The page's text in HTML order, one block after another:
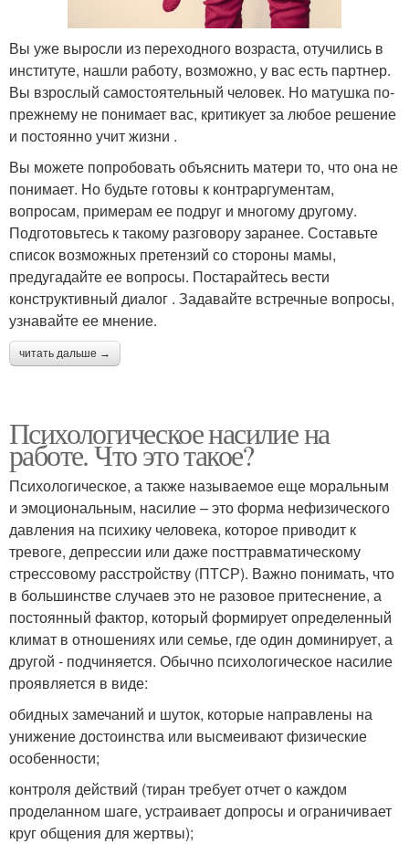
Вы уже выросли из переходного возраста, отучились в
институте, нашли работу, возможно, у вас есть партнер.
Вы взрослый самостоятельный человек. Но матушка по-
прежнему не понимает вас, критикует за любое решение
и постоянно учит жизни .
Вы можете попробовать объяснить матери то, что она не
понимает. Но будьте готовы к контраргументам,
вопросам, примерам ее подруг и многому другому.
Подготовьтесь к такому разговору заранее. Составьте
список возможных претензий со стороны мамы,
предугадайте ее вопросы. Постарайтесь вести
конструктивный диалог . Задавайте встречные вопросы,
узнавайте ее мнение.
читать дальше →
Психологическое насилие на
работе. Что это такое?
Психологическое, а также называемое еще моральным
и эмоциональным, насилие – это форма нефизического
давления на психику человека, которое приводит к
тревоге, депрессии или даже посттравматическому
стрессовому расстройству (ПТСР). Важно понимать, что
в большинстве случаев это не разовое притеснение, а
постоянный фактор, который формирует определенный
климат в отношениях или семье, где один доминирует, а
другой - подчиняется. Обычно психологическое насилие
проявляется в виде:
обидных замечаний и шуток, которые направлены на
унижение достоинства или высмеивают физические
особенности;
контроля действий (тиран требует отчет о каждом
проделанном шаге, устраивает допросы и ограничивает
круг общения для жертвы);